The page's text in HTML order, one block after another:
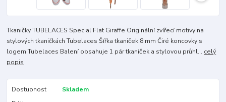
Tkaničky TUBELACES Special Flat Giraffe Originální zvířecí motivy na
stylových tkaničkách Tubelaces Šířka tkaniček 8 mm Čiré koncovky s
logem Tubelaces Balení obsahuje 1 pár tkaniček a stylovou průhl... celý
popis
Dostupnost
Skladem